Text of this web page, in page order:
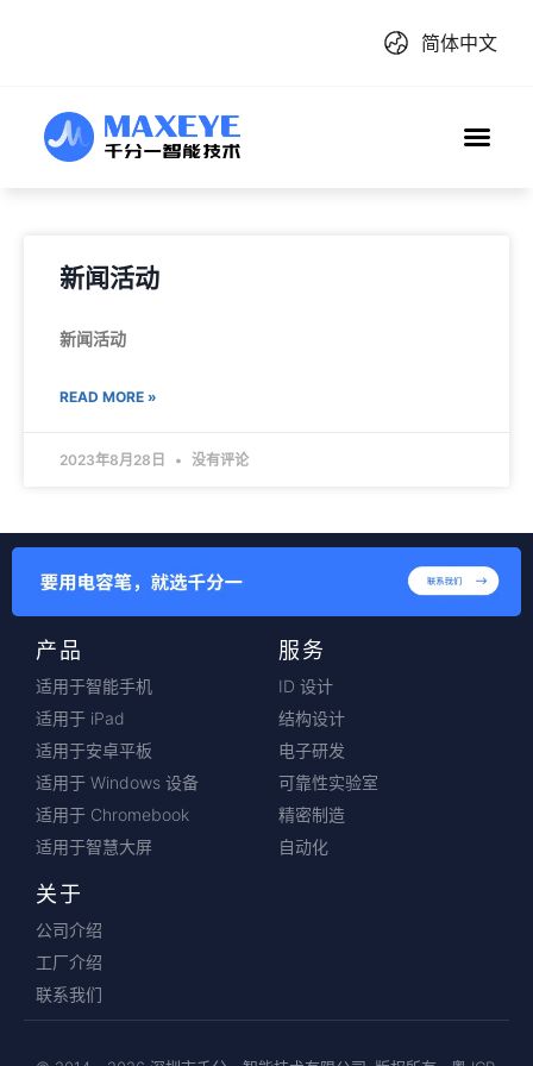
简体中文
新闻活动
新闻活动
READ MORE »
2023年8月28日 没有评论
产品
适用于智能手机
适用于 iPad
适用于安卓平板
适用于 Windows 设备
适用于 Chromebook
适用于智慧大屏
服务
ID 设计
结构设计
电子研发
可靠性实验室
精密制造
自动化
关于
公司介绍
工厂介绍
联系我们